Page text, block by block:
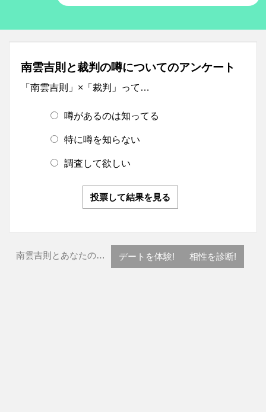
南雲吉則と裁判の噂についてのアンケート
「南雲吉則」×「裁判」って…
噂があるのは知ってる
特に噂を知らない
調査して欲しい
投票して結果を見る
南雲吉則とあなたの… デートを体験! 相性を診断!